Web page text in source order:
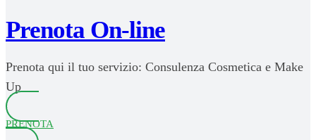
Prenota On-line
Prenota qui il tuo servizio: Consulenza Cosmetica e Make
Up
PRENOTA